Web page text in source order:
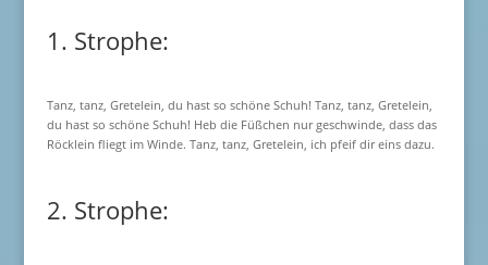
1. Strophe:
Tanz, tanz, Gretelein, du hast so schöne Schuh! Tanz, tanz, Gretelein,
du hast so schöne Schuh! Heb die Füßchen nur geschwinde, dass das
Röcklein fliegt im Winde. Tanz, tanz, Gretelein, ich pfeif dir eins dazu.
2. Strophe: